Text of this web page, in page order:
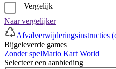
Vergelijk
Naar vergelijker
Afvalverwijderingsinstructies
Bijgeleverde games
Zonder spelMario Kart World
Selecteer een aanbieding